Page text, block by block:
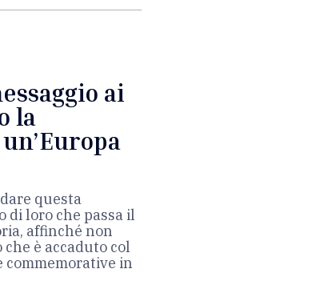
ai
la
questa
di loro che passa il
affinché non
che è accaduto col
commemorative in